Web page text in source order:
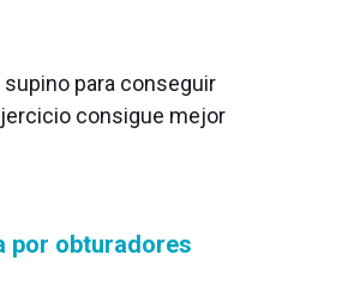
para conseguir
consigue mejor
por obturadores